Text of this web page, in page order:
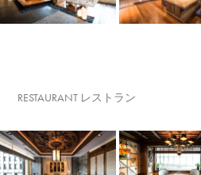
RESTAURANT レストラン